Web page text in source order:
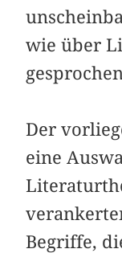
wie über
Der
eine
Begriffe,